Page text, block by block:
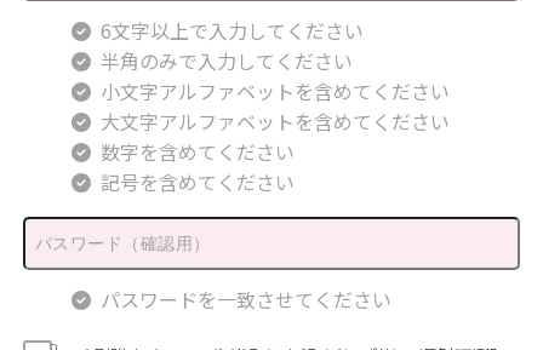
6文字以上で入力してください
半角のみで入力してください
小文字アルファベットを含めてください
大文字アルファベットを含めてください
数字を含めてください
記号を含めてください
パスワードを一致させてください